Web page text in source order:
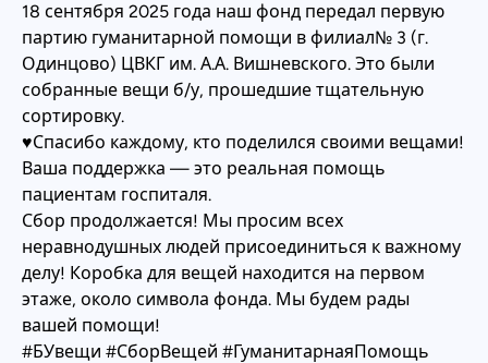
18 сентября 2025 года наш фонд передал первую
партию гуманитарной помощи в филиал№ 3 (г.
Одинцово) ЦВКГ им. А.А. Вишневского. Это были
собранные вещи б/у, прошедшие тщательную
сортировку.
♥Спасибо каждому, кто поделился своими вещами!
Ваша поддержка — это реальная помощь
пациентам госпиталя.
Сбор продолжается! Мы просим всех
неравнодушных людей присоединиться к важному
делу! Коробка для вещей находится на первом
этаже, около символа фонда. Мы будем рады
вашей помощи!
#БУвещи #СборВещей #ГуманитарнаяПомощь